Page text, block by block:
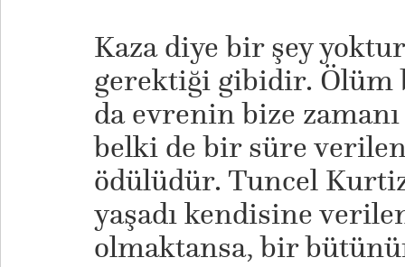
Kaza diye bir şey
gerektiği gibidir. Ölüm
da evrenin bize
belki de bir süre
ödülüdür. Tuncel
yaşadı kendisine
olmaktansa, bir